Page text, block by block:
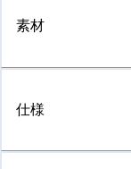
素材
仕様